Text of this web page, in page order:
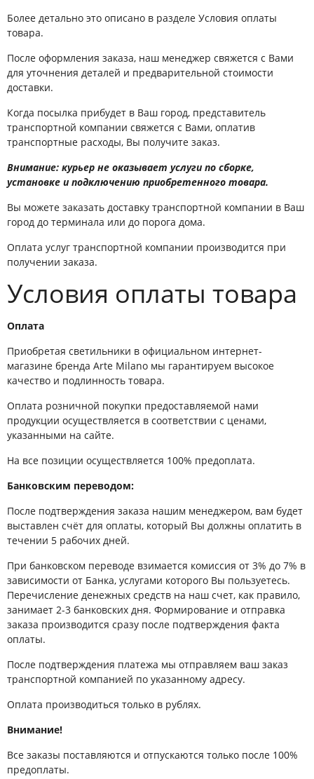
Более детально это описано в разделе Условия оплаты
товара.
После оформления заказа, наш менеджер свяжется с Вами
для уточнения деталей и предварительной стоимости
доставки.
Когда посылка прибудет в Ваш город, представитель
транспортной компании свяжется с Вами, оплатив
транспортные расходы, Вы получите заказ.
Внимание: курьер не оказывает услуги по сборке,
установке и подключению приобретенного товара.
Вы можете заказать доставку транспортной компании в Ваш
город до терминала или до порога дома.
Оплата услуг транспортной компании производится при
получении заказа.
Условия оплаты товара
Оплата
Приобретая светильники в официальном интернет-
магазине бренда Arte Milano мы гарантируем высокое
качество и подлинность товара.
Оплата розничной покупки предоставляемой нами
продукции осуществляется в соответствии с ценами,
указанными на сайте.
На все позиции осуществляется 100% предоплата.
Банковским переводом:
После подтверждения заказа нашим менеджером, вам будет
выставлен счёт для оплаты, который Вы должны оплатить в
течении 5 рабочих дней.
При банковском переводе взимается комиссия от 3% до 7% в
зависимости от Банка, услугами которого Вы пользуетесь.
Перечисление денежных средств на наш счет, как правило,
занимает 2-3 банковских дня. Формирование и отправка
заказа производится сразу после подтверждения факта
оплаты.
После подтверждения платежа мы отправляем ваш заказ
транспортной компанией по указанному адресу.
Оплата производиться только в рублях.
Внимание!
Все заказы поставляются и отпускаются только после 100%
предоплаты.